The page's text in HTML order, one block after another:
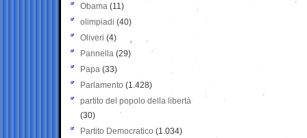
Obama (11)
olimpiadi (40)
Oliveri (4)
Pannella (29)
Papa (33)
Parlamento (1.428)
partito del popolo della libertà
(30)
Partito Democratico (1.034)